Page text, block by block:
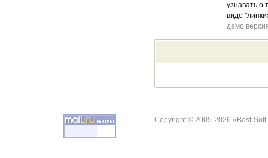
узнавать о
виде
демо
Copyright © 2005-2026 «Best-